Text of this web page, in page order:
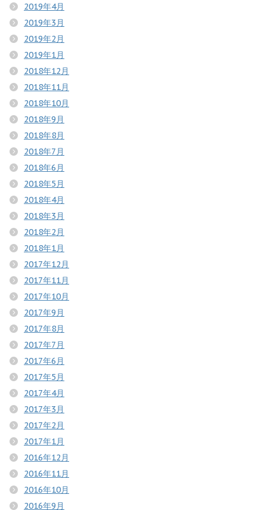
2019年4月
2019年3月
2019年2月
2019年1月
2018年12月
2018年11月
2018年10月
2018年9月
2018年8月
2018年7月
2018年6月
2018年5月
2018年4月
2018年3月
2018年2月
2018年1月
2017年12月
2017年11月
2017年10月
2017年9月
2017年8月
2017年7月
2017年6月
2017年5月
2017年4月
2017年3月
2017年2月
2017年1月
2016年12月
2016年11月
2016年10月
2016年9月